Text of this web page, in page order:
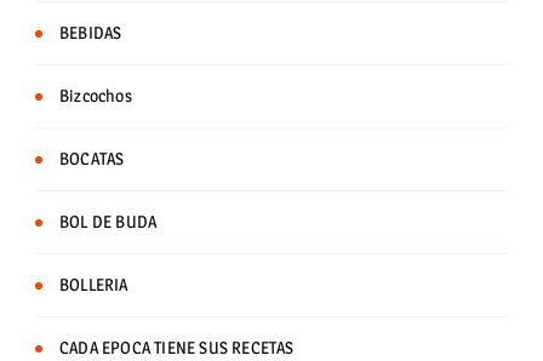
BEBIDAS
Bizcochos
BOCATAS
BOL DE BUDA
BOLLERIA
CADA EPOCA TIENE SUS RECETAS